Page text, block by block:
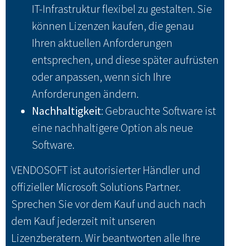
IT-Infrastruktur flexibel zu gestalten. Sie
können Lizenzen kaufen, die genau
Ihren aktuellen Anforderungen
entsprechen, und diese später aufrüsten
oder anpassen, wenn sich Ihre
Anforderungen ändern.
Nachhaltigkeit: Gebrauchte Software ist
eine nachhaltigere Option als neue
Software.
VENDOSOFT ist autorisierter Händler und
offizieller Microsoft Solutions Partner.
Sprechen Sie vor dem Kauf und auch nach
dem Kauf jederzeit mit unseren
Lizenzberatern. Wir beantworten alle Ihre